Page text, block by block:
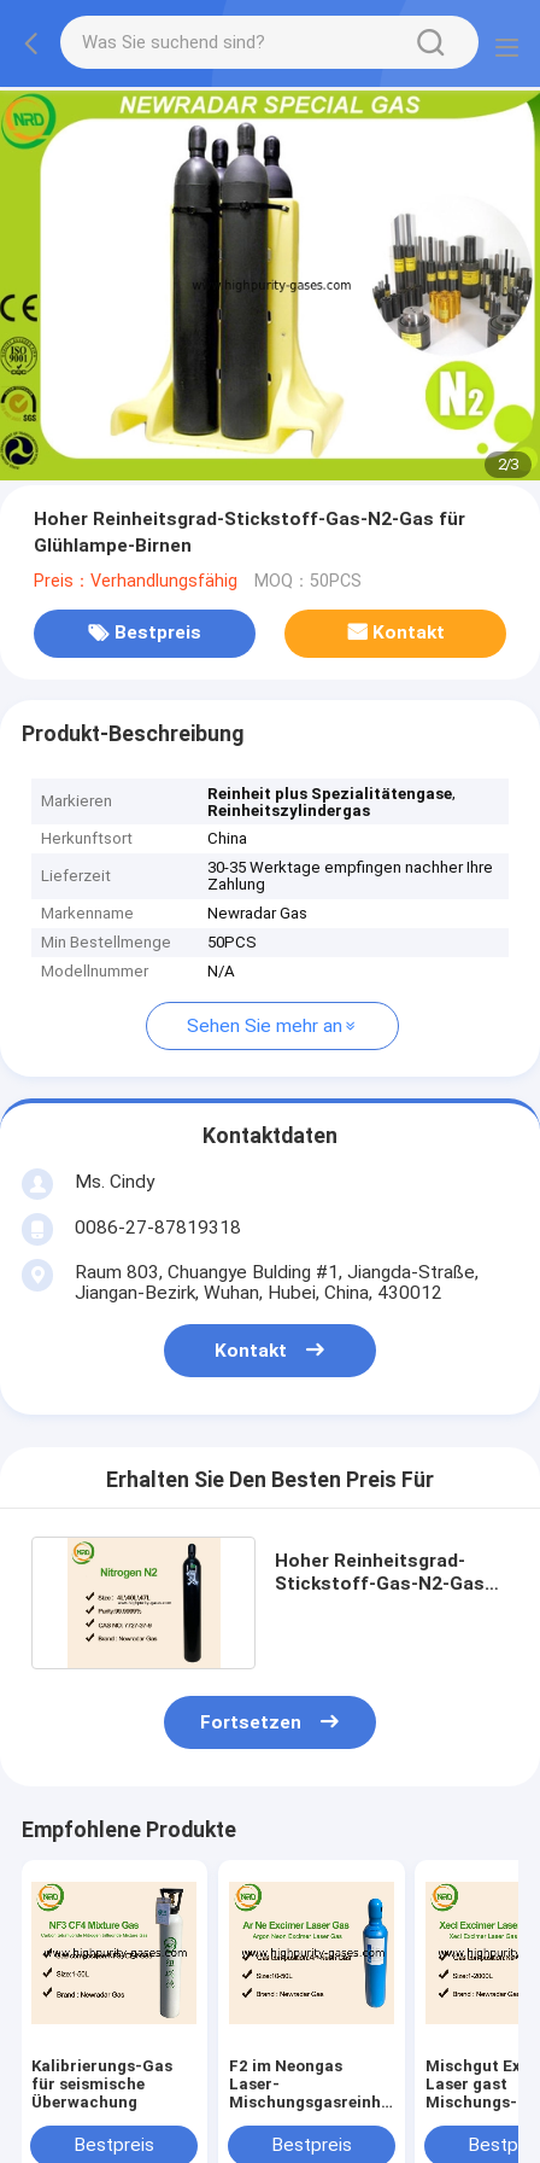
2/3
Hoher Reinheitsgrad-Stickstoff-Gas-N2-Gas für
Glühlampe-Birnen
Preis：Verhandlungsfähig MOQ：50PCS
Bestpreis Kontakt
Produkt-Beschreibung
Markieren Reinheit plus Spezialitätengase,
Reinheitszylindergas
Herkunftsort
China
Lieferzeit
30-35 Werktage empfingen nachher Ihre
Zahlung
Markenname
Newradar Gas
Min Bestellmenge
50PCS
Modellnummer
N/A
Sehen Sie mehr an
Kontaktdaten
Ms. Cindy
0086-27-87819318
Raum 803, Chuangye Bulding #1, Jiangda-Straße,
Jiangan-Bezirk, Wuhan, Hubei, China, 430012
Kontakt
Erhalten Sie Den Besten Preis Für
Hoher Reinheitsgrad-
Stickstoff-Gas-N2-Gas
Fortsetzen
Empfohlene Produkte
Kalibrierungs-Gas
für seismische
Überwachung
Bestpreis
F2 im Neongas
Laser-
Mischungsgasreinheits-
Bestpreis
Mischgut
Laser gast
Mischungs-